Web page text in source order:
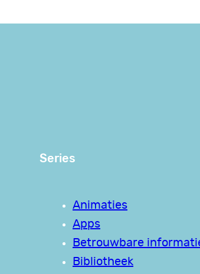
Series
Animaties
Apps
Betrouwbare
Bibliotheek